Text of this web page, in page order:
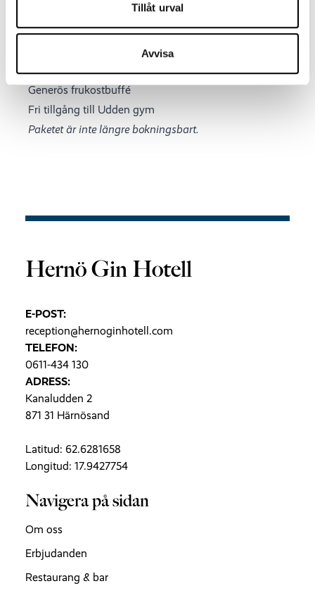
Tillåt urval
Avvisa
Övernattning i dubbelrum
Bussbiljett till och från SCA Arena
Matchbiljett (sittplats)
Generös frukostbuffé
Fri tillgång till Udden gym
Paketet är inte längre bokningsbart.
Hernö Gin Hotell
E-POST:
reception@hernoginhotell.com
TELEFON:
0611-434 130
ADRESS:
Kanaludden 2
871 31 Härnösand
Latitud: 62.6281658
Longitud: 17.9427754
Navigera på sidan
Om oss
Erbjudanden
Restaurang & bar